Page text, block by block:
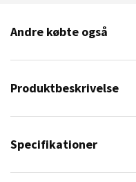
Andre købte også
Produktbeskrivelse
Specifikationer